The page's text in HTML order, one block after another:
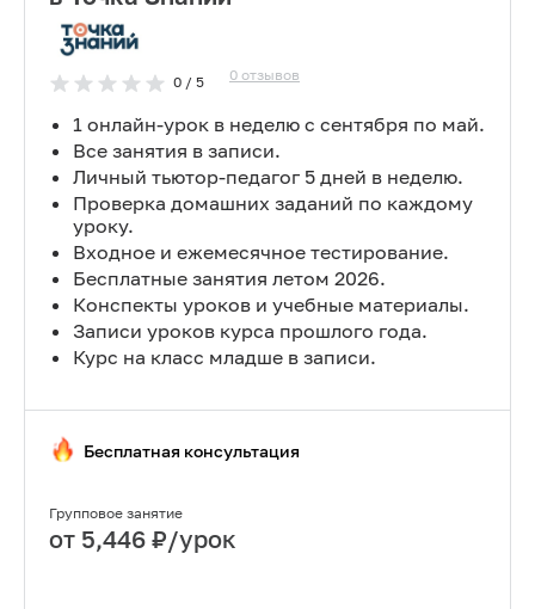
0/ 5 0 отзывов
1 онлайн-урок в неделю с сентября по май.
Все занятия в записи.
Личный тьютор-педагог 5 дней в неделю.
Проверка домашних заданий по каждому
уроку.
Входное и ежемесячное тестирование.
Бесплатные занятия летом 2026.
Конспекты уроков и учебные материалы.
Записи уроков курса прошлого года.
Курс на класс младше в записи.
Бесплатная консультация
Групповое занятие
от 5,446 ₽/урок